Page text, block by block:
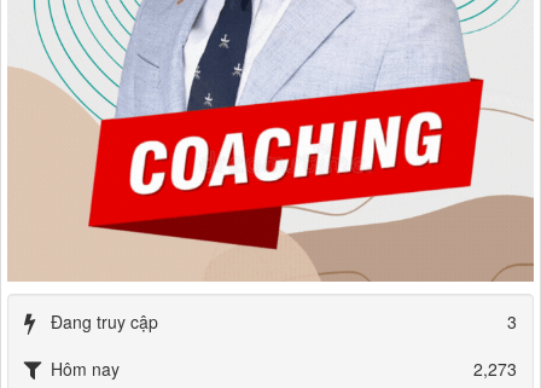
Đang truy cập
3
Hôm nay
2,273